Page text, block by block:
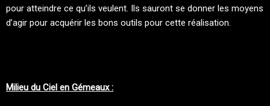
pour atteindre ce qu’ils veulent. Ils sauront se donner les moyens
d’agir pour acquérir les bons outils pour cette réalisation.
Milieu du Ciel en Gémeaux :